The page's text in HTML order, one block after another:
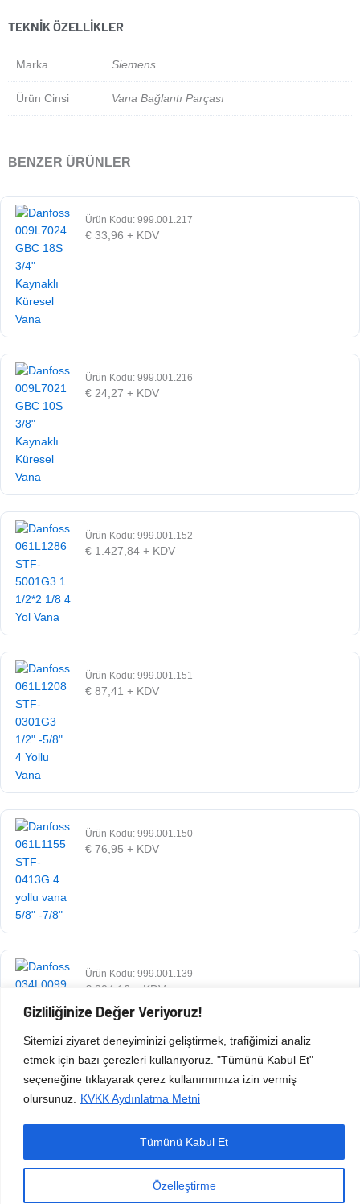
Gizliliğinize Değer Veriyoruz!
Sitemizi ziyaret deneyiminizi geliştirmek, trafiğimizi analiz
etmek için bazı çerezleri kullanıyoruz. "Tümünü Kabul Et"
seçeneğine tıklayarak çerez kullanımımıza izin vermiş
olursunuz.
KVKK Aydınlatma Metni
Özelleştirme
Tümünü Kabul Et
TEKNIK ÖZELLIKLER
Marka Siemens
Ürün Cinsi Vana Bağlantı Parçası
BENZER ÜRÜNLER
Ürün Kodu: 999.001.217
€ 33,96 + KDV
Ürün Kodu: 999.001.216
€ 24,27 + KDV
Ürün Kodu: 999.001.152
€ 1.427,84 + KDV
Ürün Kodu: 999.001.151
€ 87,41 + KDV
Ürün Kodu: 999.001.150
€ 76,95 + KDV
Ürün Kodu: 999.001.139
€ 304,16 + KDV